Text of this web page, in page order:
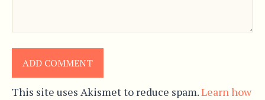
This site uses Akismet to reduce spam.Learn how